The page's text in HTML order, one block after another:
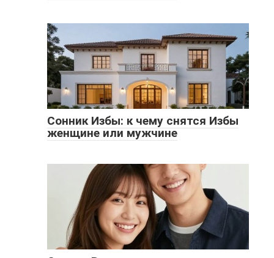
Сонник Избы: к чему снятся Избы
женщине или мужчине